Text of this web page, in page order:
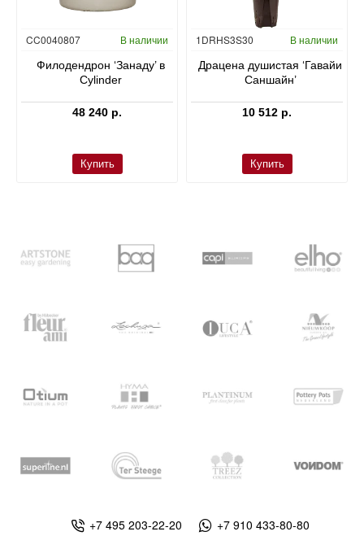
CC0040807 В наличии
Филодендрон ‘Занаду’ в
Cylinder
48 240 р.
Купить
Гидропоника
1DRHS3S30 В наличии
Драцена душистая ‘Гавайи
Саншайн’
10 512 р.
Купить
+7 495 203-22-20 +7 910 433-80-80